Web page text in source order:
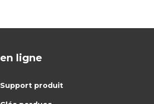
en ligne
Support produit